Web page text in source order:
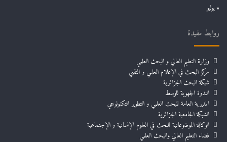
« يوليو
روابط مفيدة
وزارة التعليم العالي و البحث العلمي
مركز البحث في الإعلام العلمي و التقني
شبكة البحث الجزائرية
الندوة الجهوية للوسط
المديرية العامة للبحث العلمي و التطوير التكنولوجي
الشبكة الجامعية الجزائرية
الوكالة الموضوعاتية للبحث في العلوم الإنسانية و الإجتماعية
فضاء التعليم العالي والبحث العلمي